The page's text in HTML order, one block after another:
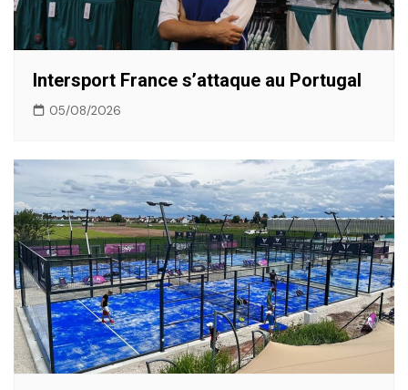
Intersport France s’attaque au Portugal
05/08/2026